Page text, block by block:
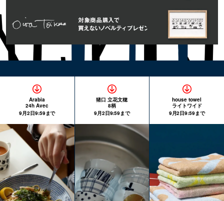
Arabia
24h Avec
9月2日9:59まで
猪口 立花文穂
8柄
9月2日9:59まで
house towel
ライトワイド
9月2日9:59まで